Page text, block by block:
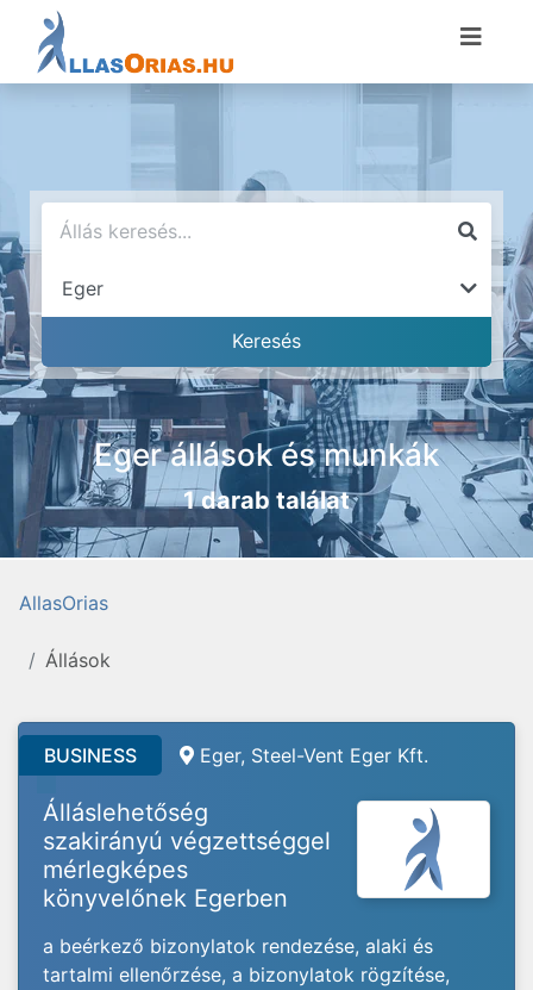
Eger állások és munkák
1 darab találat
AllasOrias
Állások
BUSINESS Eger, Steel-Vent Eger Kft.
Álláslehetőség
szakirányú végzettséggel
mérlegképes
könyvelőnek Egerben
a beérkező bizonylatok rendezése, alaki és
tartalmi ellenőrzése, a bizonylatok rögzítése,